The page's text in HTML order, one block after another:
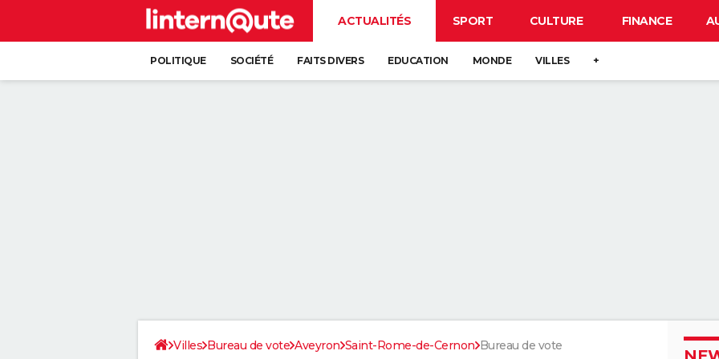
ACTUALITÉS SPORT CULTURE FINANCE
POLITIQUE SOCIÉTÉ FAITS DIVERS EDUCATION MONDE VILLES +
Villes Bureau de vote Aveyron Saint-Rome-de-Cernon Bureau de vote